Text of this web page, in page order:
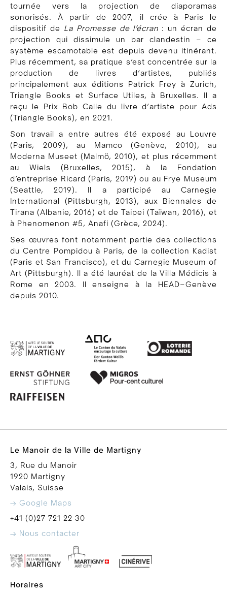
tournée vers la projection de diaporamas
sonorisés. À partir de 2007, il crée à Paris le
dispositif de La Promesse de l’écran : un écran de
projection qui dissimule un bar clandestin – ce
système escamotable est depuis devenu itinérant.
Plus récemment, sa pratique s’est concentrée sur la
production de livres d’artistes, publiés
principalement aux éditions Patrick Frey à Zurich,
Triangle Books et Surface Utiles, à Bruxelles. Il a
reçu le Prix Bob Calle du livre d’artiste pour Ads
(Triangle Books), en 2021.
Son travail a entre autres été exposé au Louvre
(Paris, 2009), au Mamco (Genève, 2010), au
Moderna Museet (Malmö, 2010), et plus récemment
au Wiels (Bruxelles, 2015), à la Fondation
d’entreprise Ricard (Paris, 2019) ou au Frye Museum
(Seattle, 2019). Il a participé au Carnegie
International (Pittsburgh, 2013), aux Biennales de
Tirana (Albanie, 2016) et de Taipei (Taïwan, 2016), et
à Phenomenon #5, Anafi (Grèce, 2024).
Ses œuvres font notamment partie des collections
du Centre Pompidou à Paris, de la collection Kadist
(Paris et San Francisco), et du Carnegie Museum of
Art (Pittsburgh). Il a été lauréat de la Villa Médicis à
Rome en 2003. Il enseigne à la HEAD–Genève
depuis 2010.
Le Manoir de la Ville de Martigny
3, Rue du Manoir
1920 Martigny
Valais, Suisse
→ Google Maps
+41 (0)27 721 22 30
→ Nous contacter
Horaires